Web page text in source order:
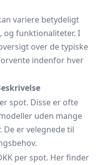
variere betydeligt
funktionaliteter. I
over de typiske
indenfor hver
spot. Disse er ofte
uden mange
er velegnede til
per spot. Her finder